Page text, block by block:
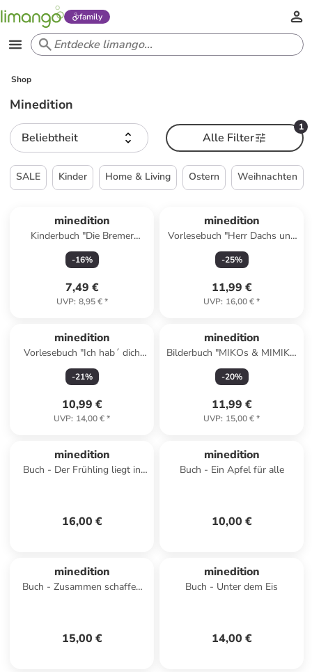
family
Shop
Minedition
Beliebtheit
1
Alle Filter
SALE Kinder Home & Living Ostern Weihnachten
minedition
Kinderbuch "Die Bremer
Stadtmusikanten"
-16%
7,49 €
UVP: 8,95 €*
minedition
Vorlesebuch "Herr Dachs und
Sein Abenteuer am Teich"
-25%
11,99 €
UVP: 16,00 €*
minedition
Vorlesebuch "Ich hab´ dich
lieb" - ab 3 Jahren
-21%
10,99 €
UVP: 14,00 €*
minedition
Bilderbuch "MIKOs & MIMIKIs
Welt"
-20%
11,99 €
UVP: 15,00 €*
minedition
Buch - Der Frühling liegt in
16,00 €
minedition
Buch - Ein Apfel für alle
10,00 €
minedition
Buch - Zusammen schaffen
15,00 €
minedition
Buch - Unter dem Eis
14,00 €